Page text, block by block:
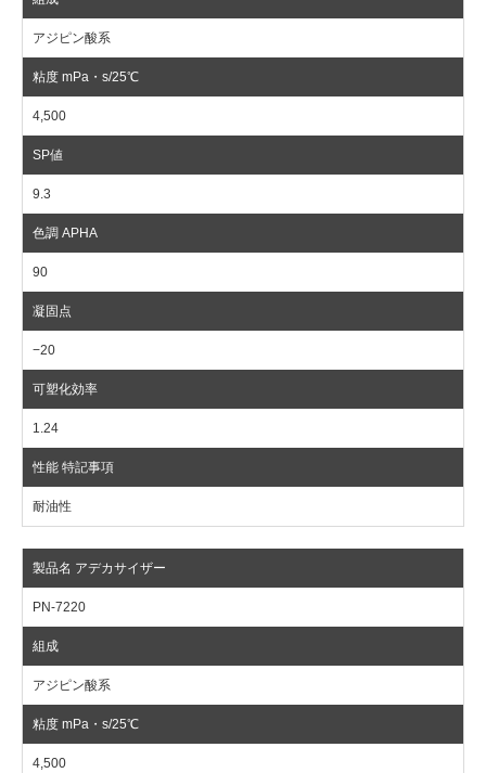
アジピン酸系
4,500
9.3
90
−20
1.24
耐油性
PN-7220
アジピン酸系
4,500